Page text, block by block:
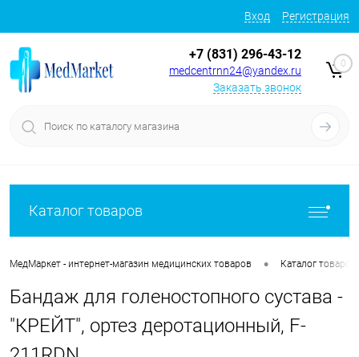
Вход Регистрация
+7 (831) 296-43-12
medcentrnn24@yandex.ru
Заказать звонок
0
Каталог товаров
МедМаркет - интернет-магазин медицинских товаров • Каталог товаров
Бандаж для голеностопного сустава -
"КРЕЙТ", ортез деротационный, F-